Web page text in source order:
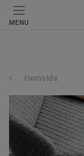
MENU
Hemsida